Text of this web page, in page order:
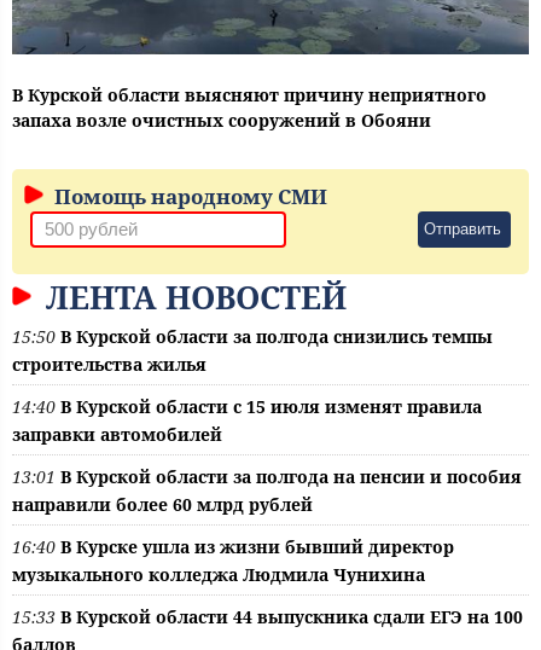
В Курской области выясняют причину неприятного
запаха возле очистных сооружений в Обояни
Помощь народному СМИ
Отправить
ЛЕНТА НОВОСТЕЙ
15:50 В Курской области за полгода снизились темпы
строительства жилья
14:40 В Курской области с 15 июля изменят правила
заправки автомобилей
13:01 В Курской области за полгода на пенсии и пособия
направили более 60 млрд рублей
16:40 В Курске ушла из жизни бывший директор
музыкального колледжа Людмила Чунихина
15:33 В Курской области 44 выпускника сдали ЕГЭ на 100
баллов